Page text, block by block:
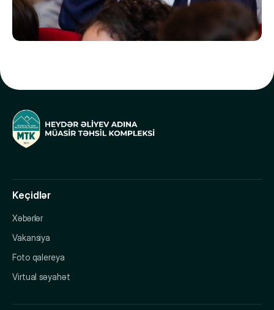
Keçidlər
Xəbərlər
Vakansiya
Foto qalereya
Virtual səyahət